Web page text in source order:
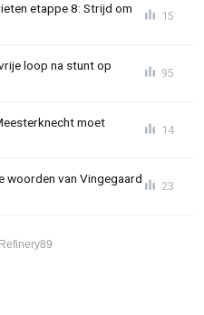
etappe 8: Strijd om
15
loop na stunt op
95
moet
14
woorden van Vingegaard
23